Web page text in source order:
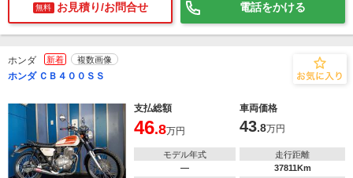
無料 お見積り/お問合せ 電話をかける
ホンダ 新着 複数画像
ホンダ ＣＢ４００ＳＳ
支払総額 車両価格
46.8万円 43.8万円
モデル年式
―
走行距離
37811Km